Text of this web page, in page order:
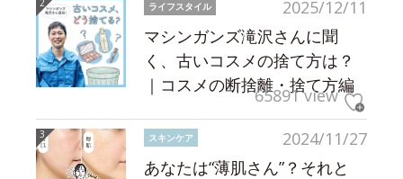
2025/12/11
ライフスタイル
マシンガンズ滝沢さんに聞
く、古いコスメの捨て方は？
｜コスメの断捨離・捨て方編
65891 view
2024/11/27
スキンケア
あなたは“薄肌さん”？それと